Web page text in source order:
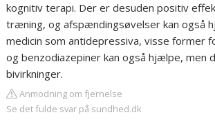
kognitiv terapi. Der er desuden positiv
træning, og afspændingsøvelser kan også
medicin som antidepressiva, visse former
og benzodiazepiner kan også hjælpe, men
bivirkninger.
Anmodning om fjernelse
Se det fulde svar på sundhed.dk